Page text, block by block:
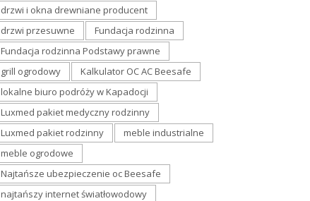
drzwi i okna drewniane producent
drzwi przesuwne
Fundacja rodzinna
Fundacja rodzinna Podstawy prawne
grill ogrodowy
Kalkulator OC AC Beesafe
lokalne biuro podróży w Kapadocji
Luxmed pakiet medyczny rodzinny
Luxmed pakiet rodzinny
meble industrialne
meble ogrodowe
Najtańsze ubezpieczenie oc Beesafe
najtańszy internet światłowodowy